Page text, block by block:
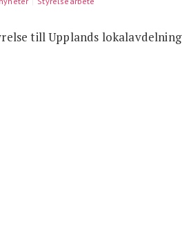
till Upplands lokalavdelning